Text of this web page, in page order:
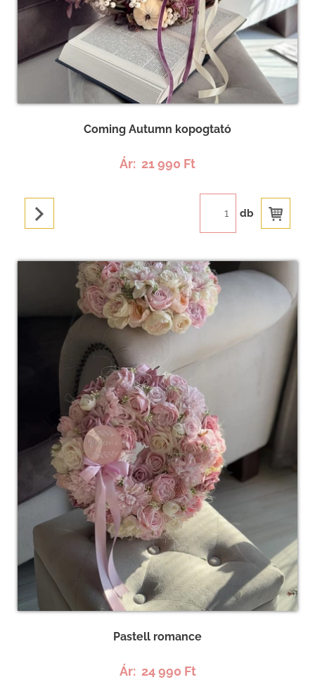
Coming Autumn kopogtató
Ár: 21 990 Ft
db
Pastell romance
Ár:24 990 Ft